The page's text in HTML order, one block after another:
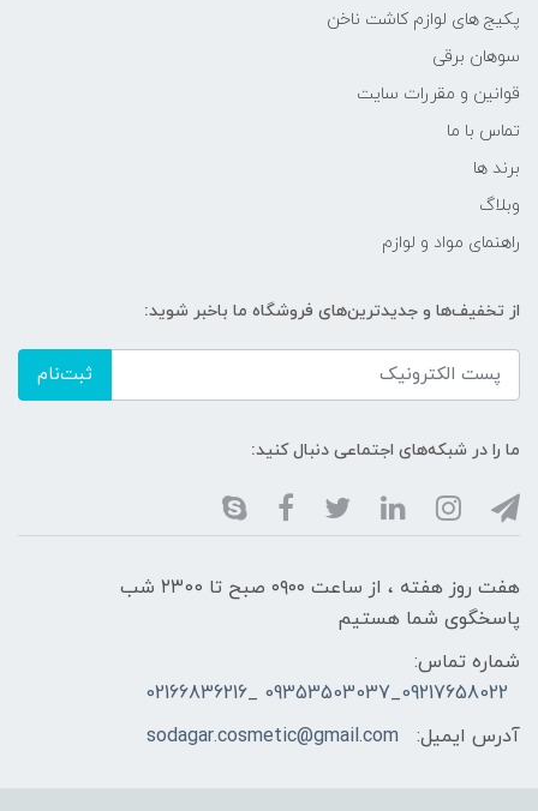
پکیج های لوازم کاشت ناخن
سوهان برقی
قوانین و مقررات سایت
تماس با ما
برند ها
وبلاگ
راهنمای مواد و لوازم
از تخفیف‌ها و جدیدترین‌های فروشگاه ما باخبر شوید:
ثبت‌نام
ما را در شبکه‌های اجتماعی دنبال کنید:
هفت روز هفته ، از ساعت ۰۹۰۰ صبح تا ۲۳00 شب
پاسخگوی شما هستیم
شماره تماس:
09217658022_09353503037 _02166836216
آدرس ایمیل:
sodagar.cosmetic@gmail.com